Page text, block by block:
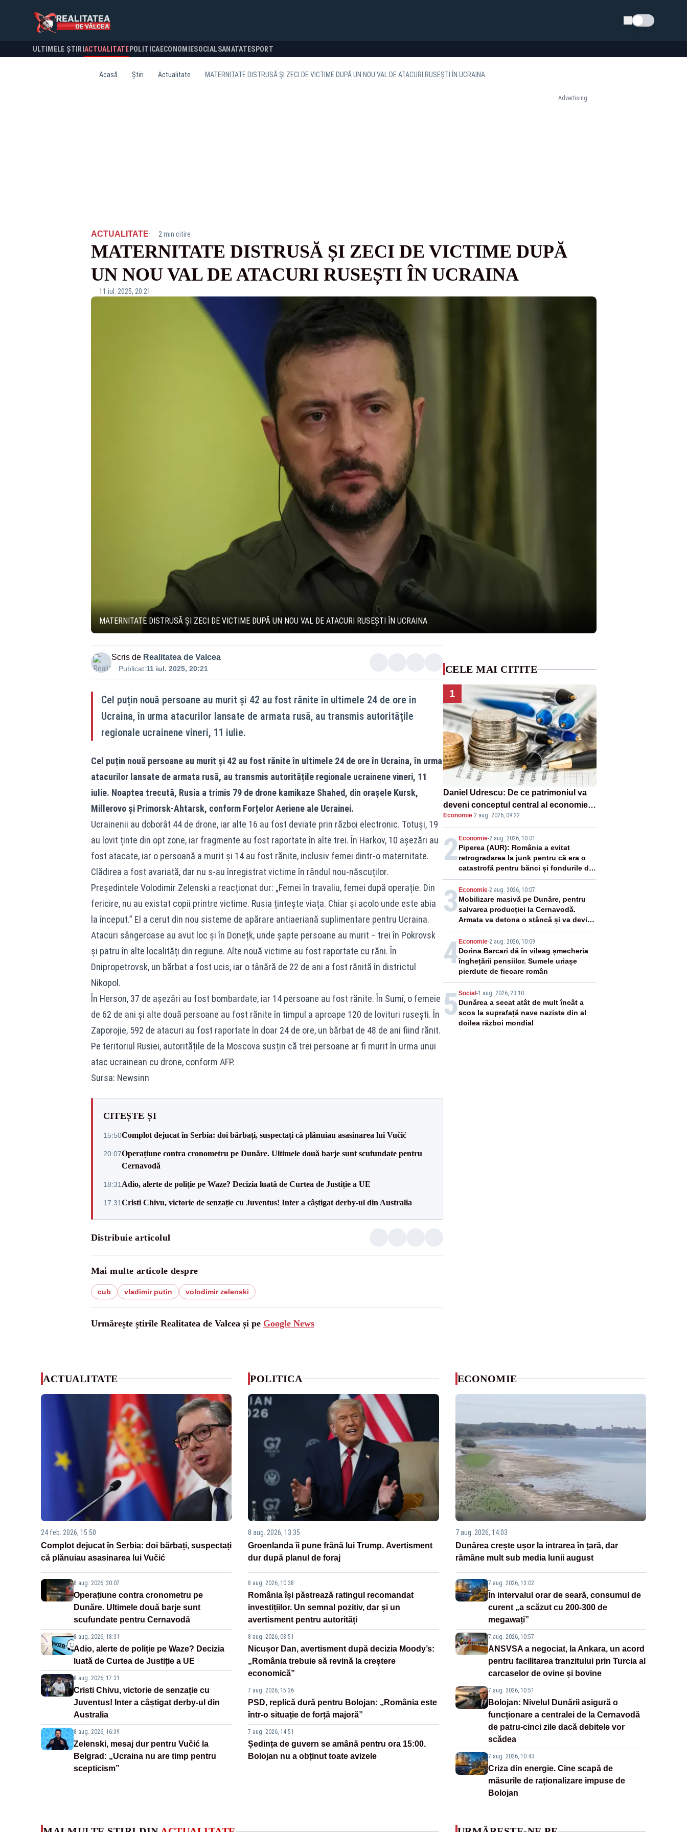
Schimba tema
ULTIMELE ȘTIRI ACTUALITATE POLITICA ECONOMIESOCIALSANATATESPORT
Acasă Știri Actualitate MATERNITATE DISTRUSĂ ȘI ZECI DE VICTIME DUPĂ UN NOU VAL DE ATACURI RUSEȘTI ÎN UCRAINA
Advertising
ACTUALITATE· 2 min citire
MATERNITATE DISTRUSĂ ȘI ZECI DE VICTIME DUPĂ
UN NOU VAL DE ATACURI RUSEȘTI ÎN UCRAINA
11 iul. 2025, 20:21
MATERNITATE DISTRUSĂ ȘI ZECI DE VICTIME DUPĂ UN NOU VAL DE ATACURI RUSEȘTI ÎN UCRAINA
Scris de Realitatea de Valcea
Publicat:11 iul. 2025, 20:21
Cel puțin nouă persoane au murit și 42 au fost rănite în ultimele 24 de ore în
Ucraina, în urma atacurilor lansate de armata rusă, au transmis autoritățile
regionale ucrainene vineri, 11 iulie.
Cel puțin nouă persoane au murit și 42 au fost rănite în ultimele 24 de ore în Ucraina, în urma
atacurilor lansate de armata rusă, au transmis autoritățile regionale ucrainene vineri, 11
iulie. Noaptea trecută, Rusia a trimis 79 de drone kamikaze Shahed, din orașele Kursk,
Millerovo și Primorsk-Ahtarsk, conform Forțelor Aeriene ale Ucrainei.
Ucrainenii au doborât 44 de drone, iar alte 16 au fost deviate prin război electronic. Totuși, 19
au lovit ținte din opt zone, iar fragmente au fost raportate în alte trei. În Harkov, 10 așezări au
fost atacate, iar o persoană a murit și 14 au fost rănite, inclusiv femei dintr-o maternitate.
Clădirea a fost avariată, dar nu s-au înregistrat victime în rândul nou-născuților.
Președintele Volodimir Zelenski a reacționat dur: „Femei în travaliu, femei după operație. Din
fericire, nu au existat copii printre victime. Rusia țintește viața. Chiar și acolo unde este abia
la început.” El a cerut din nou sisteme de apărare antiaeriană suplimentare pentru Ucraina.
Atacuri sângeroase au avut loc și în Donețk, unde șapte persoane au murit – trei în Pokrovsk
și patru în alte localități din regiune. Alte nouă victime au fost raportate cu răni. În
Dnipropetrovsk, un bărbat a fost ucis, iar o tânără de 22 de ani a fost rănită în districtul
Nikopol.
În Herson, 37 de așezări au fost bombardate, iar 14 persoane au fost rănite. În Sumî, o femeie
de 62 de ani și alte două persoane au fost rănite în timpul a aproape 120 de lovituri rusești. În
Zaporojie, 592 de atacuri au fost raportate în doar 24 de ore, un bărbat de 48 de ani fiind rănit.
Pe teritoriul Rusiei, autoritățile de la Moscova susțin că trei persoane ar fi murit în urma unui
atac ucrainean cu drone, conform AFP.
Sursa: Newsinn
CITEȘTE ȘI
15:50Complot dejucat în Serbia: doi bărbați, suspectați că plănuiau asasinarea lui Vučić
20:07Operațiune contra cronometru pe Dunăre. Ultimele două barje sunt scufundate pentru
Cernavodă
18:31 Adio, alerte de poliție pe Waze? Decizia luată de Curtea de Justiție a UE
17:31Cristi Chivu, victorie de senzație cu Juventus! Inter a câștigat derby-ul din Australia
Distribuie articolul
Mai multe articole despre
cub vladimir putin volodimir zelenski
Urmărește știrile Realitatea de Valcea și pe Google News
CELE MAI CITITE
1
Daniel Udrescu: De ce patrimoniul va
deveni conceptul central al economiei
viitoare?
Economie·2 aug. 2026, 09:22
2 Economie-2 aug. 2026, 10:01
Piperea (AUR): România a evitat
retrogradarea la junk pentru că era o
catastrofă pentru bănci și fondurile de
pensii
3 Economie-2 aug. 2026, 10:07
Mobilizare masivă pe Dunăre, pentru
salvarea producției la Cernavodă.
Armata va detona o stâncă și va devia
apa fluviului - IMAGINI AERIENE
4 Economie-2 aug. 2026, 10:09
Dorina Barcari dă în vileag șmecheria
înghețării pensiilor. Sumele uriașe
pierdute de fiecare român
5 Social -1 aug. 2026, 23:10
Dunărea a secat atât de mult încât a
scos la suprafață nave naziste din al
doilea război mondial
ACTUALITATE
24 feb. 2026, 15:50
Complot dejucat în Serbia: doi bărbați, suspectați
că plănuiau asasinarea lui Vučić
8 aug. 2026, 20:07
Operațiune contra cronometru pe
Dunăre. Ultimele două barje sunt
scufundate pentru Cernavodă
8 aug. 2026, 18:31
Adio, alerte de poliție pe Waze? Decizia
luată de Curtea de Justiție a UE
8 aug. 2026, 17:31
Cristi Chivu, victorie de senzație cu
Juventus! Inter a câștigat derby-ul din
Australia
8 aug. 2026, 16:39
Zelenski, mesaj dur pentru Vučić la
Belgrad: „Ucraina nu are timp pentru
scepticism”
POLITICA
8 aug. 2026, 13:35
Groenlanda îi pune frână lui Trump. Avertisment
dur după planul de foraj
8 aug. 2026, 10:38
România își păstrează ratingul recomandat
investițiilor. Un semnal pozitiv, dar și un
avertisment pentru autorități
8 aug. 2026, 08:51
Nicușor Dan, avertisment după decizia Moody’s:
„România trebuie să revină la creștere
economică”
7 aug. 2026, 15:26
PSD, replică dură pentru Bolojan: „România este
într-o situație de forță majoră”
7 aug. 2026, 14:51
Ședința de guvern se amână pentru ora 15:00.
Bolojan nu a obținut toate avizele
ECONOMIE
7 aug. 2026, 14:03
Dunărea crește ușor la intrarea în țară, dar
rămâne mult sub media lunii august
7 aug. 2026, 13:02
În intervalul orar de seară, consumul de
curent „a scăzut cu 200-300 de
megawați”
7 aug. 2026, 10:57
ANSVSA a negociat, la Ankara, un acord
pentru facilitarea tranzitului prin Turcia al
carcaselor de ovine și bovine
7 aug. 2026, 10:51
Bolojan: Nivelul Dunării asigură o
funcționare a centralei de la Cernavodă
de patru-cinci zile dacă debitele vor
scădea
7 aug. 2026, 10:43
Criza din energie. Cine scapă de
măsurile de raționalizare impuse de
Bolojan